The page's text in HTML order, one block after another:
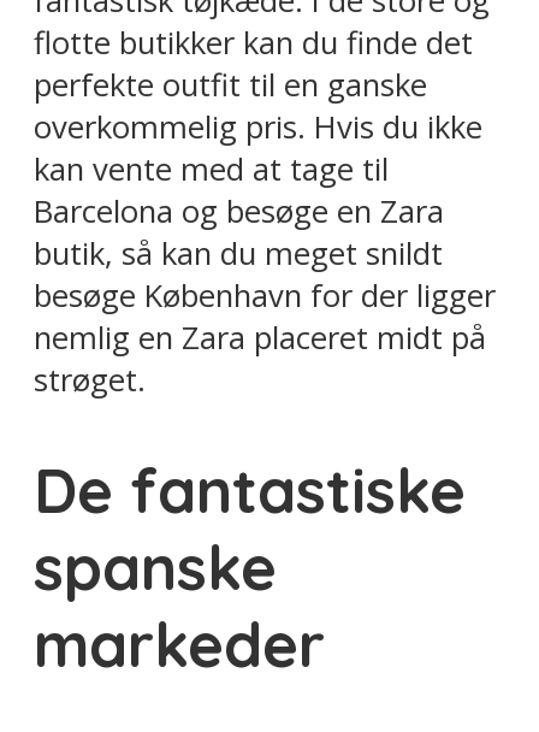
flotte butikker kan du finde det
perfekte outfit til en ganske
overkommelig pris. Hvis du ikke
kan vente med at tage til
Barcelona og besøge en Zara
butik, så kan du meget snildt
besøge København for der ligger
nemlig en Zara placeret midt på
strøget.
De fantastiske
spanske
markeder